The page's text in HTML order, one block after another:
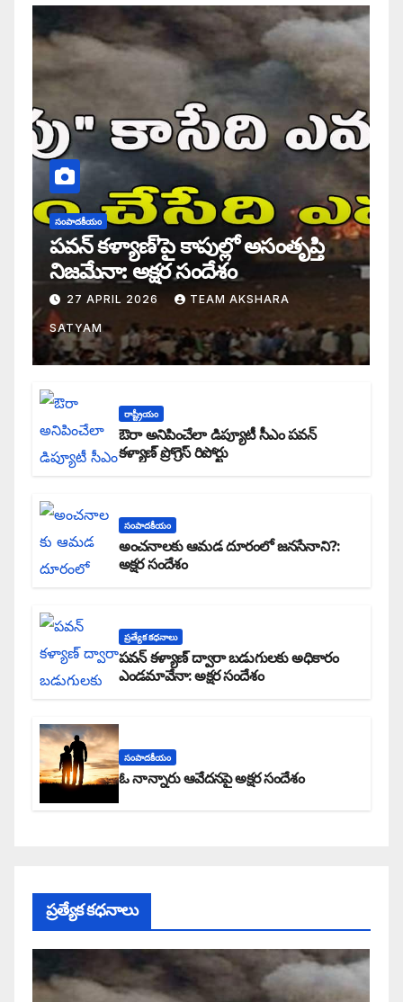
సంపాదకీయం
పవన్ కళ్యాణ్’పై కాపుల్లో అసంతృప్తి
నిజమేనా: అక్షర సందేశం
27 APRIL 2026 TEAM AKSHARA
SATYAM
రాష్ట్రీయం
ఔరా అనిపించేలా డిప్యూటీ సీఎం పవన్
కళ్యాణ్ ప్రోగ్రెస్ రిపోర్టు
సంపాదకీయం
అంచనాలకు ఆమడ దూరంలో జనసేనాని?:
అక్షర సందేశం
ప్రత్యేక కధనాలు
పవన్ కళ్యాణ్ ద్వారా బడుగులకు అధికారం
ఎండమావేనా: అక్షర సందేశం
సంపాదకీయం
ఓ నాన్నారు ఆవేదనపై అక్షర సందేశం
ప్రత్యేక కధనాలు